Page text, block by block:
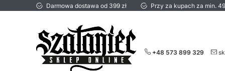
Darmowa dostawa od 399 zł Przy za kupach za min.
+48 573 899 329